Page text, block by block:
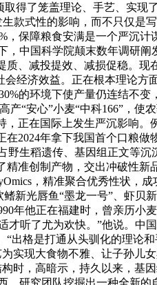
取得了笼盖理论、手艺、实
款式性的影响，而不只仅是
保障粮食安满是一个严沉
中国科学院颠末数年调研阐
、减投提效、减损促稳。现
经济效益。正在根本理论
的环境下使产量仍连结不变
“安心”小麦“中科166”，使
正在国际上发生严沉影响。
在2024年拿下我国首个口粮
生稻遗传、基因组正文等
准创制产物，交出冲破性
，精准聚合优秀性状，成
新光唇鱼“墨龙一号”、虾贝
年他正在福建时，曾亲历小
才听了尤为欢快。”他说。中
出格是打通从头驯化的理论
实现大食物不雅、让子孙儿
时，高暗示，持久以来，基
研究团队挖掘出一种全新的